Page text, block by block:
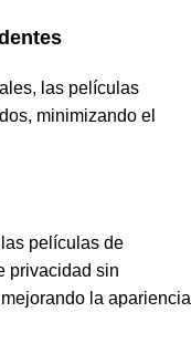
las películas
minimizando el
películas de
privacidad sin
la apariencia